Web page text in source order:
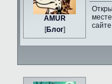
AMUR
[Блог]